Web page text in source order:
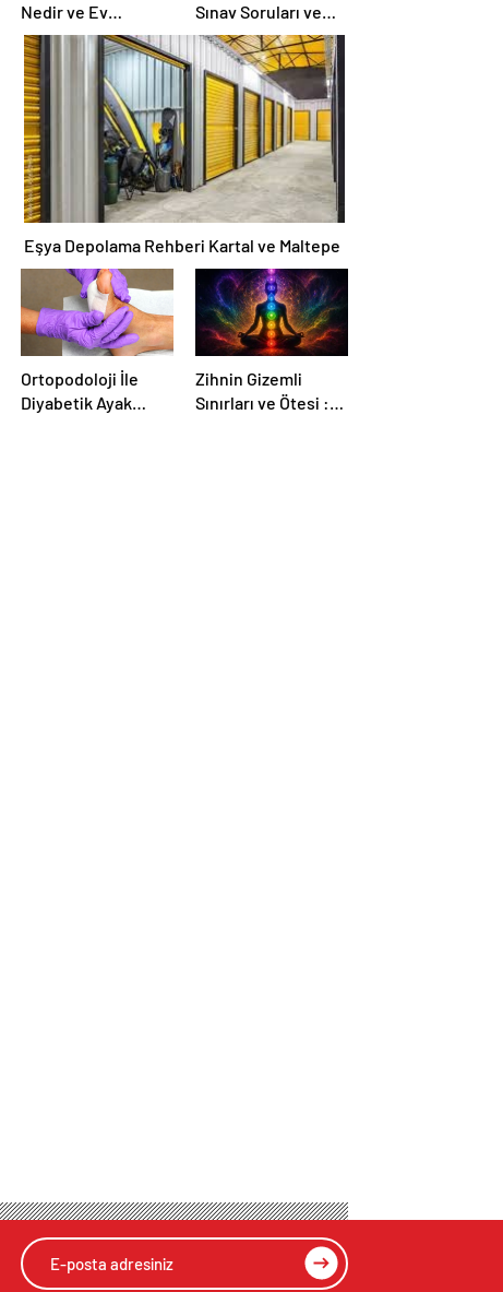
Nedir ve Ev
İnternetiyle Fiber
İnternet Arasındaki
Farklar
Sınav Soruları ve
Canlı Açıköğretim
Forumu Burada
Eşya Depolama Rehberi Kartal ve Maltepe
Ortopodoloji İle
Diyabetik Ayak
Zihnin Gizemli
Sınırları ve Ötesi :